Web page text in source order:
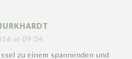
at 09:34
zu einem spannenden und